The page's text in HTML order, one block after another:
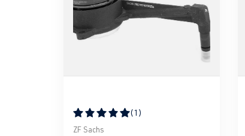
Calificación promedio de 5 de 5 estrellas
(1)
ZF Sachs